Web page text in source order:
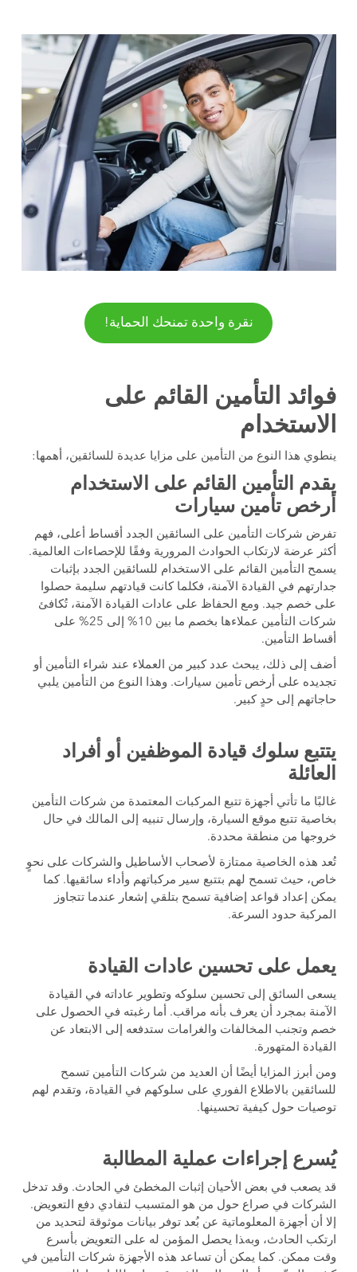
نقرة واحدة تمنحك الحماية!
فوائد التأمين القائم على
الاستخدام
ينطوي هذا النوع من التأمين على مزايا عديدة للسائقين، أهمها:
يقدم التأمين القائم على الاستخدام
أرخص تأمين سيارات
تفرض شركات التأمين على السائقين الجدد أقساط أعلى، فهم
أكثر عرضة لارتكاب الحوادث المرورية وفقًا للإحصاءات العالمية.
يسمح التأمين القائم على الاستخدام للسائقين الجدد بإثبات
جدارتهم في القيادة الآمنة، فكلما كانت قيادتهم سليمة حصلوا
على خصم جيد. ومع الحفاظ على عادات القيادة الآمنة، تُكافئ
شركات التأمين عملاءها بخصم ما بين 10% إلى 25% على
أقساط التأمين.
أضف إلى ذلك، يبحث عدد كبير من العملاء عند شراء التأمين أو
تجديده على أرخص تأمين سيارات. وهذا النوع من التأمين يلبي
حاجاتهم إلى حدٍ كبير.
يتتبع سلوك قيادة الموظفين أو أفراد
العائلة
غالبًا ما تأتي أجهزة تتبع المركبات المعتمدة من شركات التأمين
بخاصية تتبع موقع السيارة، وإرسال تنبيه إلى المالك في حال
خروجها من منطقة محددة.
تُعد هذه الخاصية ممتازة لأصحاب الأساطيل والشركات على نحوٍ
خاص، حيث تسمح لهم بتتبع سير مركباتهم وأداء سائقيها. كما
يمكن إعداد قواعد إضافية تسمح بتلقي إشعار عندما تتجاوز
المركبة حدود السرعة.
يعمل على تحسين عادات القيادة
يسعى السائق إلى تحسين سلوكه وتطوير عاداته في القيادة
الآمنة بمجرد أن يعرف بأنه مراقب. أما رغبته في الحصول على
خصم وتجنب المخالفات والغرامات ستدفعه إلى الابتعاد عن
القيادة المتهورة.
ومن أبرز المزايا أيضًا أن العديد من شركات التأمين تسمح
للسائقين بالاطلاع الفوري على سلوكهم في القيادة، وتقدم لهم
توصيات حول كيفية تحسينها.
يُسرع إجراءات عملية المطالبة
قد يصعب في بعض الأحيان إثبات المخطئ في الحادث. وقد تدخل
الشركات في صراع حول من هو المتسبب لتفادي دفع التعويض.
إلا أن أجهزة المعلوماتية عن بُعد توفر بيانات موثوقة لتحديد من
ارتكب الحادث، وبهذا يحصل المؤمن له على التعويض بأسرع
وقت ممكن. كما يمكن أن تساعد هذه الأجهزة شركات التأمين في